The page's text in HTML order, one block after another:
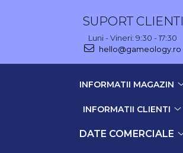
SUPORT CLIENTI
Luni - Vineri: 9:30 - 17:30
hello@gameology.ro
INFORMATII MAGAZIN
INFORMATII CLIENTI
DATE COMERCIALE